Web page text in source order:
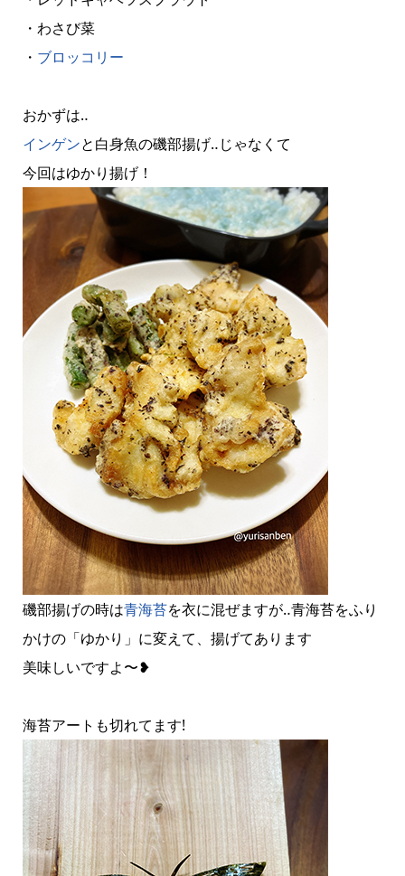
・わさび菜
・ ブロッコリー
おかずは‥
インゲンと白身魚の磯部揚げ‥じゃなくて
今回はゆかり揚げ！
磯部揚げの時は青海苔を衣に混ぜますが‥青海苔をふり
かけの「ゆかり」に変えて、揚げてあります
美味しいですよ〜❥
海苔アートも切れてます!